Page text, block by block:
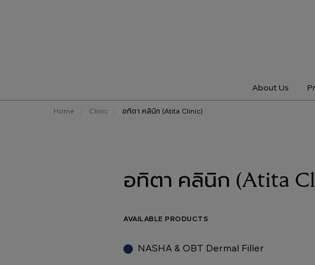
About Us
Home Clinic อทิตา คลินิก (Atita Clinic)
อทิตา คลินิก (Atita
AVAILABLE PRODUCTS
NASHA & OBT Dermal Filler